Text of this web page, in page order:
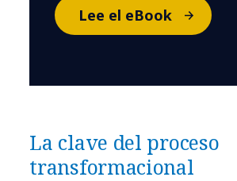
Lee el eBook
La clave del proceso
transformacional